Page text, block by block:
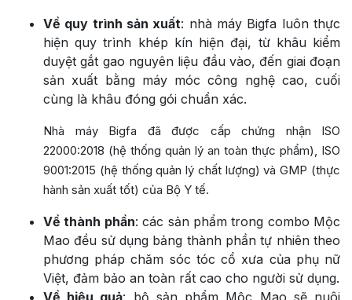
Về quy trình sản xuất: nhà máy Bigfa luôn thực
hiện quy trình khép kín hiện đại, từ khâu kiểm
duyệt gắt gao nguyên liệu đầu vào, đến giai đoạn
sản xuất bằng máy móc công nghệ cao, cuối
cùng là khâu đóng gói chuẩn xác.
Nhà máy Bigfa đã được cấp chứng nhận ISO
22000:2018 (hệ thống quản lý an toàn thực phẩm), ISO
9001:2015 (hệ thống quản lý chất lượng) và GMP (thực
hành sản xuất tốt) của Bộ Y tế.
Về thành phần: các sản phẩm trong combo Mộc
Mao đều sử dụng bảng thành phần tự nhiên theo
phương pháp chăm sóc tóc cổ xưa của phụ nữ
Việt, đảm bảo an toàn rất cao cho người sử dụng.
Về hiệu quả: bộ sản phẩm Mộc Mao sẽ nuôi